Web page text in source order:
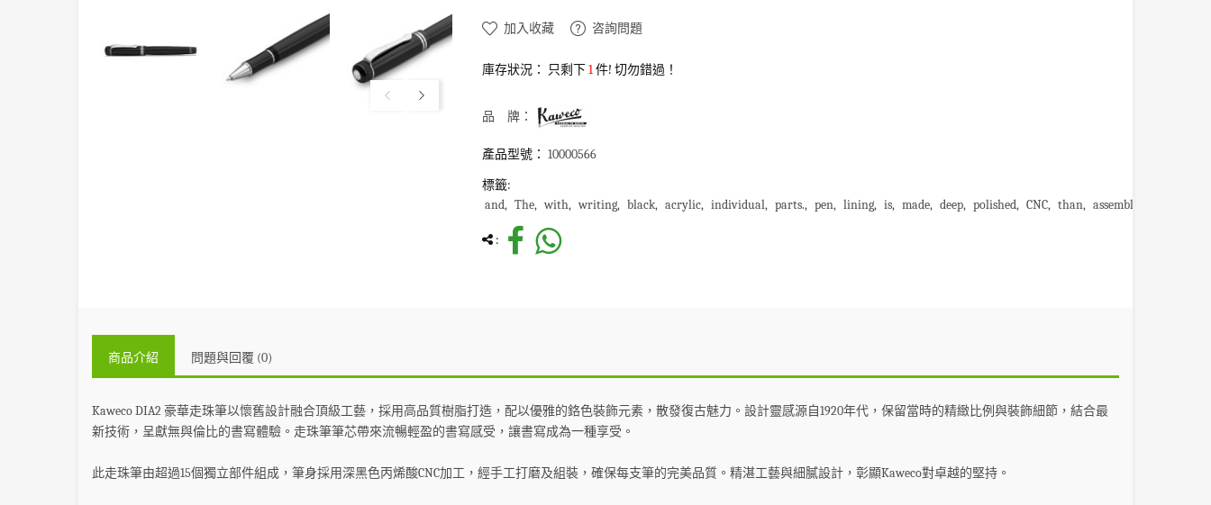
加入收藏 咨詢問題
庫存狀況： 只剩下1件! 切勿錯過！
品 牌：
產品型號： 10000566
標籤:
and
The with writing black acrylic individual parts. pen lining is made deep polished CNC than assembled
:
商品介紹 問題與回覆 (0)
Kaweco DIA2 豪華走珠筆以懷舊設計融合頂級工藝，採用高品質樹脂打造，配以優雅的鉻色裝飾元素，散發復古魅力。設計靈感源自1920年代，保留當時的精緻比例與裝飾細節，結合最
新技術，呈獻無與倫比的書寫體驗。走珠筆筆芯帶來流暢輕盈的書寫感受，讓書寫成為一種享受。
此走珠筆由超過15個獨立部件組成，筆身採用深黑色丙烯酸CNC加工，經手工打磨及組裝，確保每支筆的完美品質。精湛工藝與細膩設計，彰顯Kaweco對卓越的堅持。